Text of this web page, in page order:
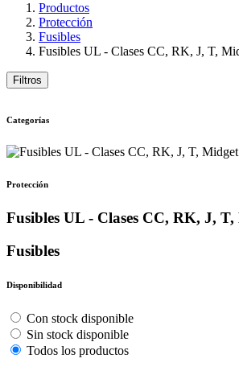
Productos
Protección
Fusibles
Fusibles UL - Clases CC, RK, J, T,
Filtros
Categorías
Protección
Fusibles UL - Clases CC, RK, J,
Fusibles
Disponibilidad
Con stock disponible
Sin stock disponible
Todos los productos